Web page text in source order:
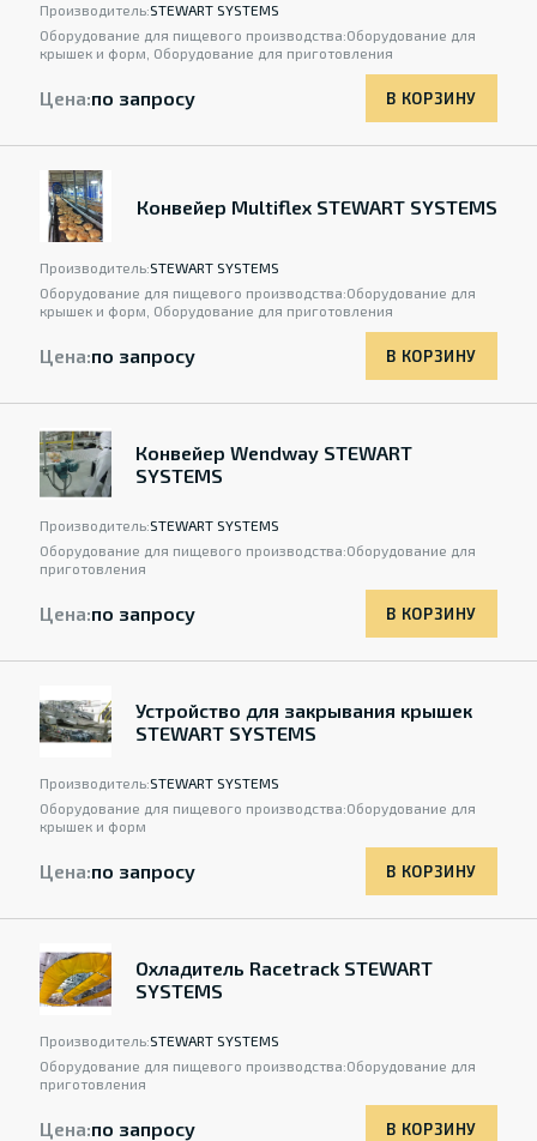
Производитель:STEWART SYSTEMS
Оборудование для пищевого производства:Оборудование для
крышек и форм, Оборудование для приготовления
Цена:по запросу В КОРЗИНУ
Конвейер Multiflex STEWART SYSTEMS
Производитель:STEWART SYSTEMS
Оборудование для пищевого производства:Оборудование для
крышек и форм, Оборудование для приготовления
Цена:по запросу В КОРЗИНУ
Конвейер Wendway STEWART
SYSTEMS
Производитель:STEWART SYSTEMS
Оборудование для пищевого производства:Оборудование для
приготовления
Цена:по запросу В КОРЗИНУ
Устройство для закрывания крышек
STEWART SYSTEMS
Производитель:STEWART SYSTEMS
Оборудование для пищевого производства:Оборудование для
крышек и форм
Цена:по запросу В КОРЗИНУ
Охладитель Racetrack STEWART
SYSTEMS
Производитель:STEWART SYSTEMS
Оборудование для пищевого производства:Оборудование для
приготовления
Цена:по запросу В КОРЗИНУ